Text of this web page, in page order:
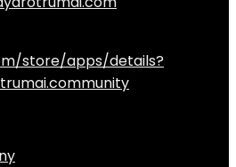
store/apps/details?